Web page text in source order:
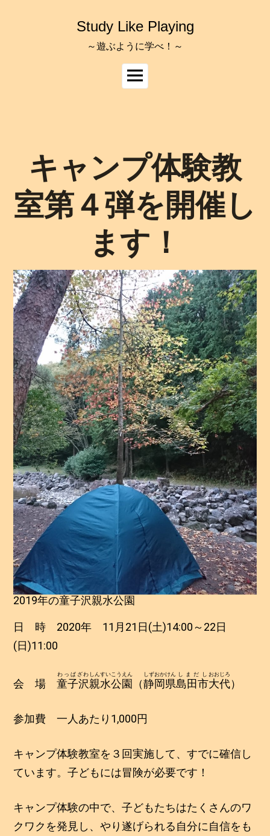
Study Like Playing
～遊ぶように学べ！～
メ
イ
ー
キャンプ体験教
室第４弾を開催し
ます！
投稿日:2020年9月21日 投稿者:静治
2019年の童子沢親水公園
日 時 2020年 11月21日(土)14:00～22日
(日)11:00
会 場童子沢
わっぱざわ
親水公園
しんすいこうえん
（静岡県
しずおかけん
島田市
しまだし
大代
おおじろ
）
参加費 一人あたり1,000円
キャンプ体験教室を３回実施して、すでに確信し
ています。子どもには冒険が必要です！
キャンプ体験の中で、子どもたちはたくさんのワ
クワクを発見し、やり遂げられる自分に自信をも